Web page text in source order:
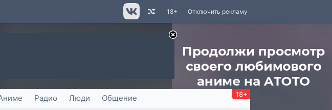
Отключить рекламу
18+
Радио Люди Общение 18+